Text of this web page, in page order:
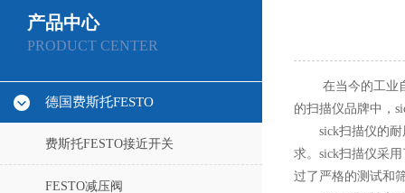
产品中心
PRODUCT CENTER
德国费斯托FESTO
费斯托FESTO接近开关
FESTO减压阀
在当今的工业自
的扫描仪品牌中，
sick扫描仪的耐
求。sick扫描仪采
过了严格的测试和